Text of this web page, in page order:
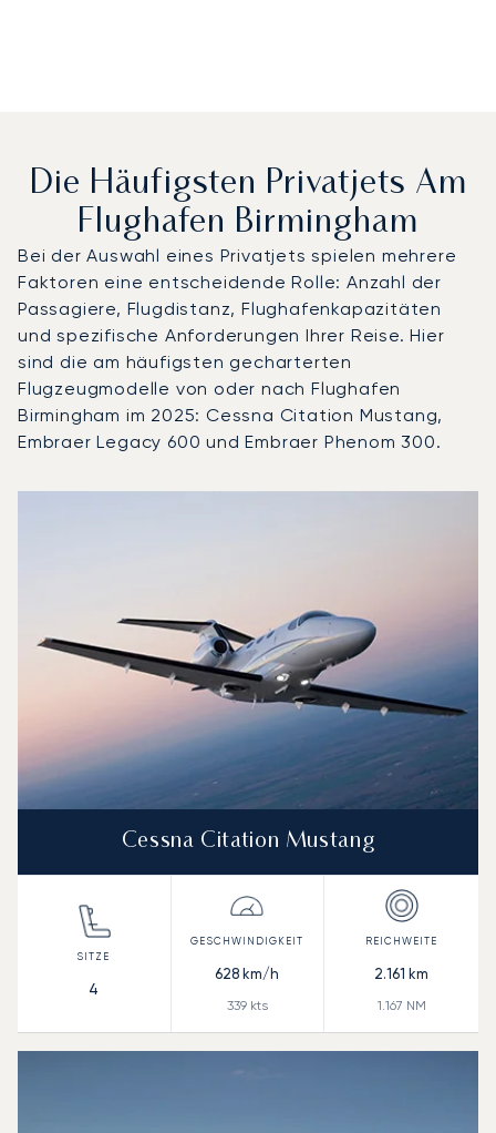
Die Häufigsten Privatjets Am
Flughafen Birmingham
Bei der Auswahl eines Privatjets spielen mehrere
Faktoren eine entscheidende Rolle: Anzahl der
Passagiere, Flugdistanz, Flughafenkapazitäten
und spezifische Anforderungen Ihrer Reise. Hier
sind die am häufigsten gecharterten
Flugzeugmodelle von oder nach Flughafen
Birmingham im 2025: Cessna Citation Mustang,
Embraer Legacy 600 und Embraer Phenom 300.
Cessna Citation Mustang
4
628 km/h
339kts
2.161 km
1.167 NM